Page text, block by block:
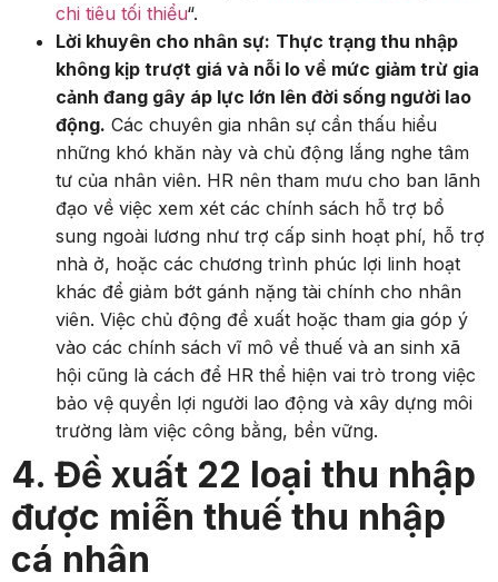
chi tiêu tối thiểu“.
Lời khuyên cho nhân sự: Thực trạng thu nhập
không kịp trượt giá và nỗi lo về mức giảm trừ gia
cảnh đang gây áp lực lớn lên đời sống người lao
động. Các chuyên gia nhân sự cần thấu hiểu
những khó khăn này và chủ động lắng nghe tâm
tư của nhân viên. HR nên tham mưu cho ban lãnh
đạo về việc xem xét các chính sách hỗ trợ bổ
sung ngoài lương như trợ cấp sinh hoạt phí, hỗ trợ
nhà ở, hoặc các chương trình phúc lợi linh hoạt
khác để giảm bớt gánh nặng tài chính cho nhân
viên. Việc chủ động đề xuất hoặc tham gia góp ý
vào các chính sách vĩ mô về thuế và an sinh xã
hội cũng là cách để HR thể hiện vai trò trong việc
bảo vệ quyền lợi người lao động và xây dựng môi
trường làm việc công bằng, bền vững.
4. Đề xuất 22 loại thu nhập
được miễn thuế thu nhập
cá nhân